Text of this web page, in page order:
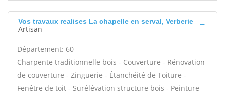
Vos travaux realises La chapelle en serval, Verberie
Artisan
Département: 60
Charpente traditionnelle bois - Couverture - Rénovation
de couverture - Zinguerie - Étanchéité de Toiture -
Fenêtre de toit - Surélévation structure bois - Peinture